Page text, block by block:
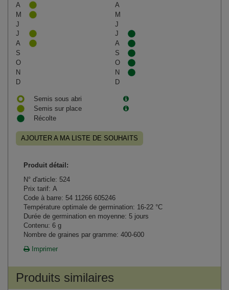
A
A
M
M
J
J
J
J
A
A
S
S
O
O
N
N
D
D
Semis sous abri
Semis sur place
Récolte
AJOUTER A MA LISTE DE SOUHAITS
Produit détail:
N° d'article: 524
Prix tarif: A
Code à barre: 54 11266 605246
Température optimale de germination: 16-22 °C
Durée de germination en moyenne: 5 jours
Contenu: 6 g
Nombre de graines par gramme: 400-600
Imprimer
Produits similaires